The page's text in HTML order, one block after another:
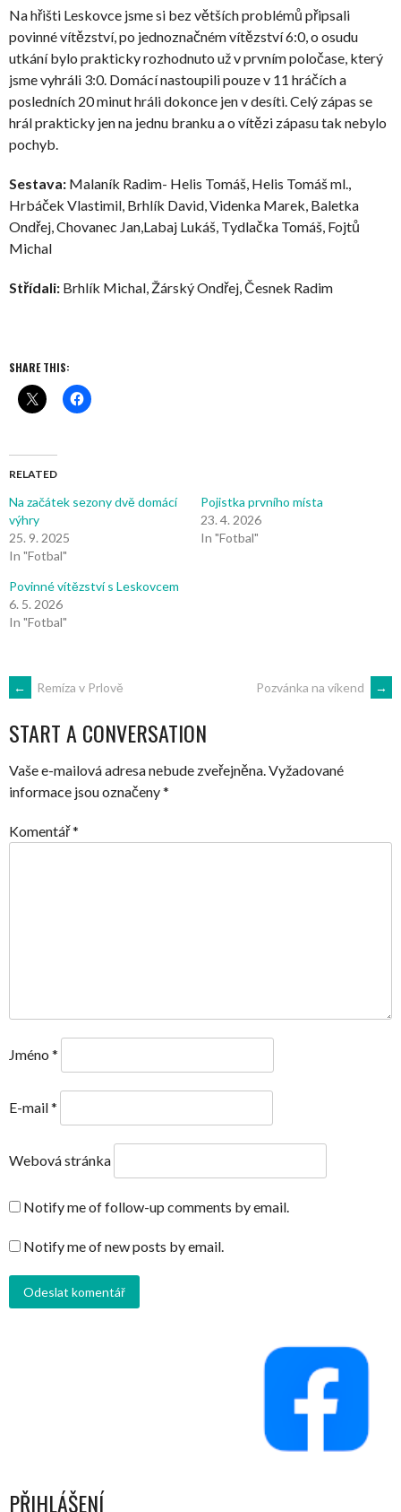
Na hřišti Leskovce jsme si bez větších problémů připsali
povinné vítězství, po jednoznačném vítězství 6:0, o osudu
utkání bylo prakticky rozhodnuto už v prvním poločase, který
jsme vyhráli 3:0. Domácí nastoupili pouze v 11 hráčích a
posledních 20 minut hráli dokonce jen v desíti. Celý zápas se
hrál prakticky jen na jednu branku a o vítězi zápasu tak nebylo
pochyb.
Sestava: Malaník Radim- Helis Tomáš, Helis Tomáš ml.,
Hrbáček Vlastimil, Brhlík David, Videnka Marek, Baletka
Ondřej, Chovanec Jan,Labaj Lukáš, Tydlačka Tomáš, Fojtů
Michal
Střídali: Brhlík Michal, Žárský Ondřej, Česnek Radim
SHARE THIS:
RELATED
Na začátek sezony dvě domácí
výhry
25. 9. 2025
In "Fotbal"
Pojistka prvního místa
23. 4. 2026
In "Fotbal"
Povinné vítězství s Leskovcem
6. 5. 2026
In "Fotbal"
POST
NAVIGATION
← Remíza v Prlově Pozvánka na víkend →
START A CONVERSATION
Vaše e-mailová adresa nebude zveřejněna.Vyžadované
informace jsou označeny*
Komentář*
Jméno *
E-mail*
Webová stránka
Notify me of follow-up comments by email.
Notify me of new posts by email.
PŘIHLÁŠENÍ